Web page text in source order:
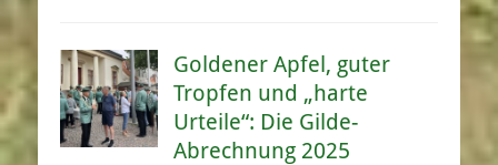
Goldener Apfel, guter
Tropfen und „harte
Urteile“: Die Gilde-
Abrechnung 2025